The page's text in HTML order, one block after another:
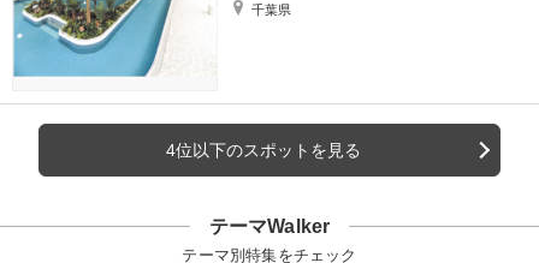
千葉県
4位以下のスポットを見る
テーマWalker
テーマ別特集をチェック